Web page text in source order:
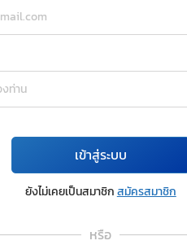
เข้าสู่ระบบ
ยังไม่เคยเป็นสมาชิกสมัครสมาชิก
หรือ